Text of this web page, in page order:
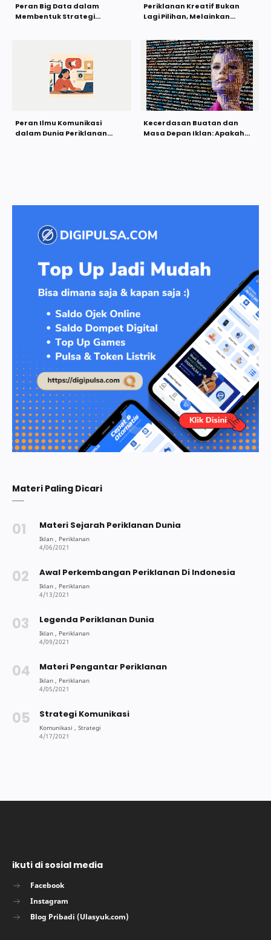
Peran Big Data dalam
Membentuk Strategi
Periklanan Kreatif Bukan
Lagi Pilihan, Melainkan
Peran Ilmu Komunikasi
dalam Dunia Periklanan
Kecerdasan Buatan dan
Masa Depan Iklan: Apakah
Materi Paling Dicari
Materi Sejarah Periklanan Dunia
Awal Perkembangan Periklanan Di Indonesia
Legenda Periklanan Dunia
Materi Pengantar Periklanan
Strategi Komunikasi
ikuti di sosial media
Facebook
Instagram
Blog Pribadi (Ulasyuk.com)